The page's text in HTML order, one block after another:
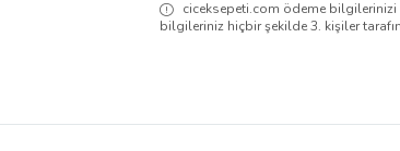
ciceksepeti.com ödeme bilgilerinizi
bilgileriniz hiçbir şekilde 3. kişiler